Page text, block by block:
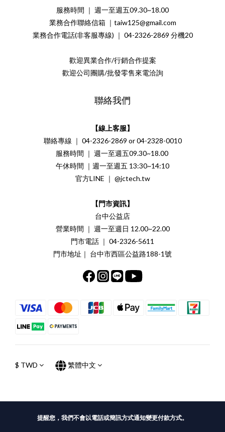
服務時間 ｜ 週一至週五09.30~18.00
業務合作聯絡信箱 ｜taiw125@gmail.com
業務合作電話(非客服專線) ｜ 04-2326-2869 分機20
歡迎異業合作/行銷合作提案
歡迎公司團購/批發零售來電洽詢
聯絡我們
【線上客服】
聯絡專線 ｜ 04-2326-2869 or 04-2328-0010
服務時間 ｜ 週一至週五09.30~18.00
午休時間 ｜週一至週五 13:30~14:10
官方LINE ｜ @jctech.tw
【門市資訊】
台中公益店
營業時間 ｜ 週一至週日 12.00~22.00
門市電話 ｜ 04-2326-5611
門市地址｜ 台中市西區公益路188-1號
$ TWD 繁體中文
提醒您，我們不會以電話或簡訊方式通知變更付款方式。